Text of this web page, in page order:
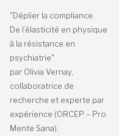
"Déplier la compliance.
De l’élasticité en physique
à la résistance en
psychiatrie"
par Olivia Vernay,
collaboratrice de
recherche et experte par
expérience (ORCEP – Pro
Mente Sana),